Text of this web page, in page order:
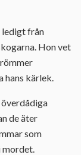
ledigt från
Hon vet
hans kärlek.
överdådiga
de äter
som
mordet.